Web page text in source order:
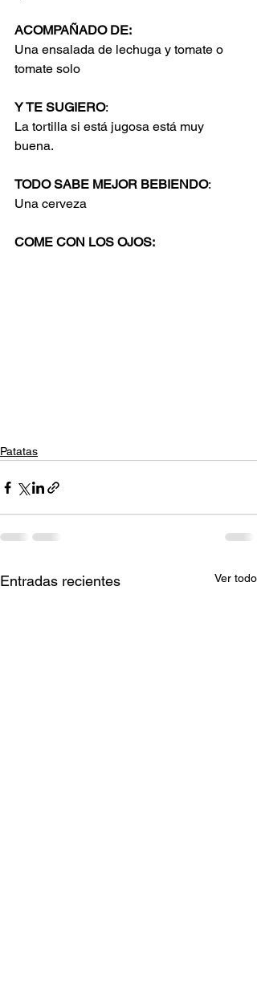
ACOMPAÑADO DE:
Una ensalada de lechuga y tomate o
tomate solo
Y TE SUGIERO:
La tortilla si está jugosa está muy
buena.
TODO SABE MEJOR BEBIENDO:
Una cerveza
COME CON LOS OJOS:
Patatas
Entradas recientes Ver todo